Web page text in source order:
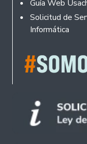
Guía Web
Solicitud de
Informática